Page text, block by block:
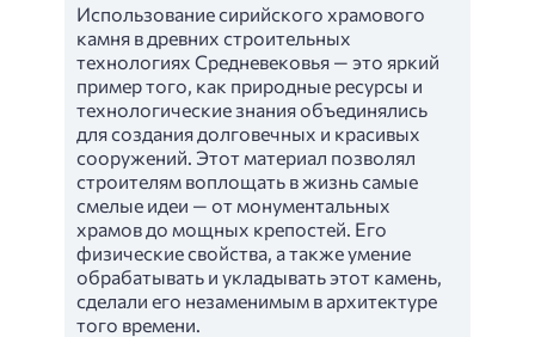
Использование сирийского храмового
камня в древних строительных
технологиях Средневековья — это яркий
пример того, как природные ресурсы и
технологические знания объединялись
для создания долговечных и красивых
сооружений. Этот материал позволял
строителям воплощать в жизнь самые
смелые идеи — от монументальных
храмов до мощных крепостей. Его
физические свойства, а также умение
обрабатывать и укладывать этот камень,
сделали его незаменимым в архитектуре
того времени.